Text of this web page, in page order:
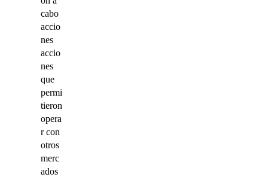
cabo
accio
nes
accio
nes
que
permi
tieron
opera
r con
otros
merc
ados